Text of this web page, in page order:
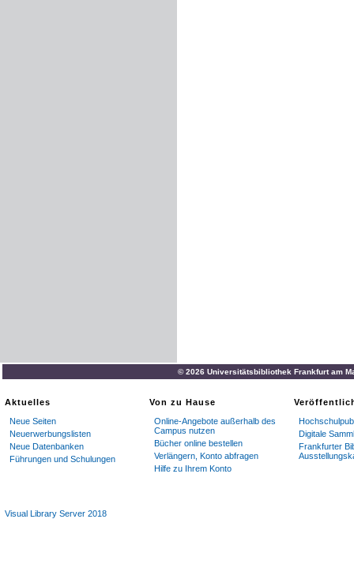
© 2026 Universitätsbibliothek Frankfurt am
Aktuelles
Neue Seiten
Neuerwerbungslisten
Neue Datenbanken
Führungen und Schulungen
Von zu Hause
Online-Angebote außerhalb des
Campus nutzen
Bücher online bestellen
Verlängern, Konto abfragen
Hilfe zu Ihrem Konto
Digitale
Frankfurter
Visual Library Server 2018